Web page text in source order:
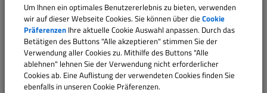
Rechnungsprüfungsausschuss Alesheim
Gemeinschaftsversammlung
Gemeinderat Alesheim
Um Ihnen ein optimales Benutzererlebnis zu bieten, verwenden
wir auf dieser Webseite Cookies. Sie können über die Cookie
Präferenzen Ihre aktuelle Cookie Auswahl anpassen. Durch das
Betätigen des Buttons "Alle akzeptieren" stimmen Sie der
Verwendung aller Cookies zu. Mithilfe des Buttons "Alle
ablehnen" lehnen Sie der Verwendung nicht erforderlicher
Cookies ab. Eine Auflistung der verwendeten Cookies finden Sie
ebenfalls in unseren Cookie Präferenzen.